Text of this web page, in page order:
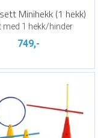
Minihekk (1 hekk)
med 1 hekk/hinder
749,-